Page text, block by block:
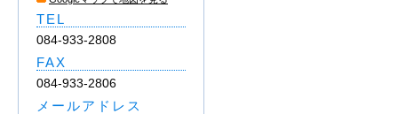
TEL
084-933-2808
FAX
084-933-2806
メールアドレス